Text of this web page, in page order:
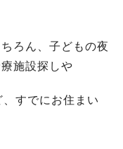
ろん、子どもの夜
施設探しや
すでにお住まい